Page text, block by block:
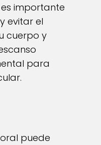
importante
evitar el
cuerpo y
para
puede